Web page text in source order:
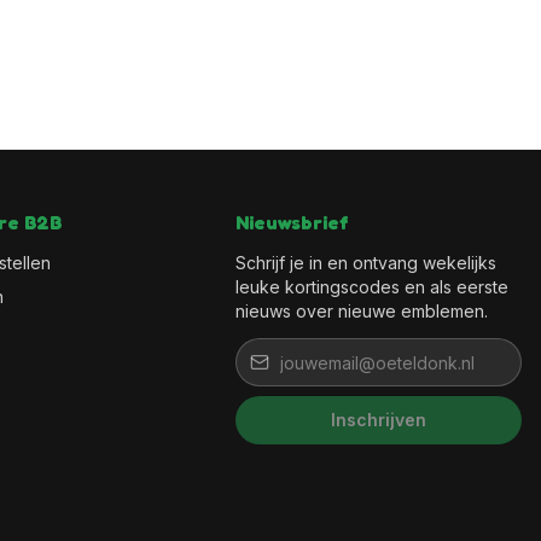
B2B Nieuwsbrief
Schrijf je in en ontvang wekelijks
leuke kortingscodes en als eerste
nieuws over nieuwe emblemen.
Inschrijven